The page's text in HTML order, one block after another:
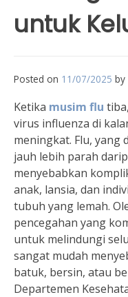
untuk
Posted on 11/07/2025 by
Ketika musim flu
virus influenza di
meningkat. Flu, yang
jauh lebih parah
menyebabkan
anak, lansia, dan
tubuh yang lemah.
pencegahan yang
untuk melindungi
sangat mudah
batuk, bersin, atau
Departemen